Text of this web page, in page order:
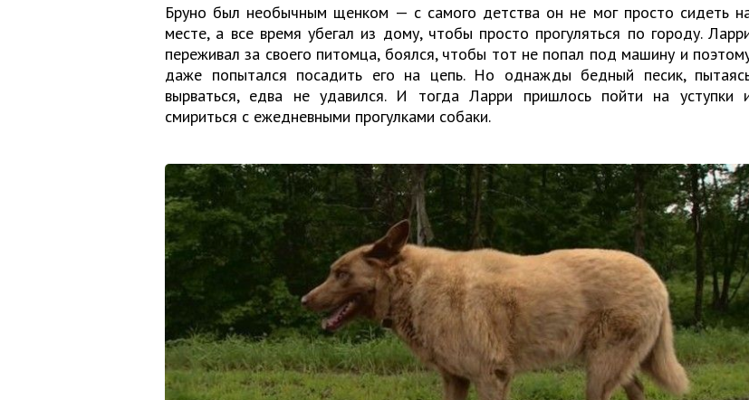
Бруно был необычным щенком — с самого детства он не мог просто сидеть
месте, а все время убегал из дому, чтобы просто прогуляться по городу.
переживал за своего питомца, боялся, чтобы тот не попал под машину и
даже попытался посадить его на цепь. Но однажды бедный песик,
вырваться, едва не удавился. И тогда Ларри пришлось пойти на уступки
смириться с ежедневными прогулками собаки.